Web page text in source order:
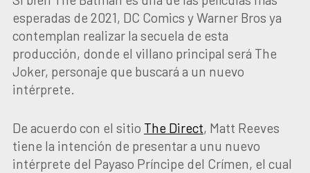
esperadas de 2021, DC Comics y Warner Bros ya
contemplan realizar la secuela de esta
producción, donde el villano principal será The
Joker, personaje que buscará a un nuevo
intérprete.
De acuerdo con el sitio The Direct, Matt Reeves
tiene la intención de presentar a unu nuevo
intérprete del Payaso Príncipe del Crímen, el cual